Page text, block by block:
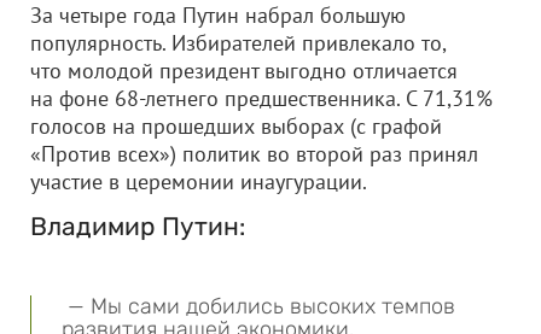
За четыре года Путин набрал большую
популярность. Избирателей привлекало то,
что молодой президент выгодно отличается
на фоне 68-летнего предшественника. С 71,31%
голосов на прошедших выборах (с графой
«Против всех») политик во второй раз принял
участие в церемонии инаугурации.
Владимир Путин:
— Мы сами добились высоких темпов